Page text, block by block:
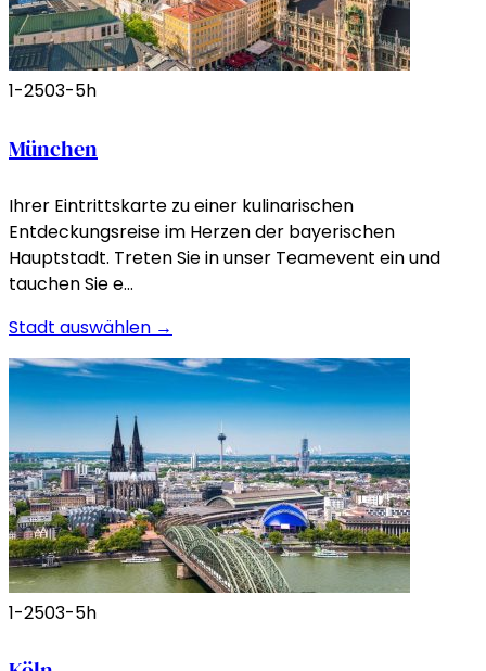
1-2503-5h
München
Ihrer Eintrittskarte zu einer kulinarischen
Entdeckungsreise im Herzen der bayerischen
Hauptstadt. Treten Sie in unser Teamevent ein und
tauchen Sie e…
Stadt auswählen →
1-2503-5h